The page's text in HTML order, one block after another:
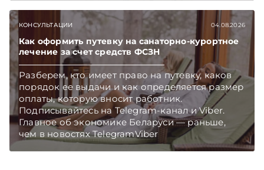
Подписывайтесь на Telegram‑канал и Viber.
Главное об экономике Беларуси — раньше,
чем в новостях TelegramViber
КОНСУЛЬТАЦИИ 04.08.2026
Как оформить путевку на санаторно-курортное
лечение за счет средств ФСЗН
Разберем, кто имеет право на путевку, каков
порядок ее выдачи и как определяется размер
оплаты, которую вносит работник.
Подписывайтесь на Telegram‑канал и Viber.
Главное об экономике Беларуси — раньше,
чем в новостях TelegramViber